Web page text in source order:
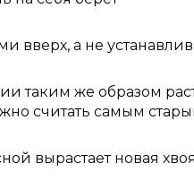
вверх, а не
таким же образом
считать самым
вырастает новая